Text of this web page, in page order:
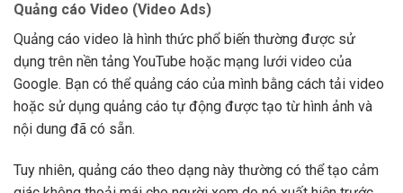
Quảng cáo Video (Video Ads)
Quảng cáo video là hình thức phổ biến thường được sử
dụng trên nền tảng YouTube hoặc mạng lưới video của
Google. Bạn có thể quảng cáo của mình bằng cách tải video
hoặc sử dụng quảng cáo tự động được tạo từ hình ảnh và
nội dung đã có sẵn.
Tuy nhiên, quảng cáo theo dạng này thường có thể tạo cảm